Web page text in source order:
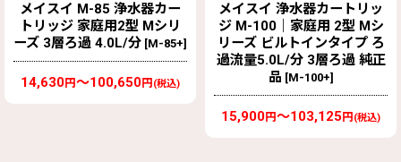
メイスイ M-85 浄水器カー
トリッジ 家庭用2型 Mシリ
ーズ 3層ろ過 4.0L/分 [M-85+]
14,630円～100,650円 (税込)
メイスイ 浄水器カートリッ
ジ M-100｜家庭用 2型 Mシ
リーズ ビルトインタイプ ろ
過流量5.0L/分 3層ろ過 純正
品 [M-100+]
15,900円～103,125 円 (税込)